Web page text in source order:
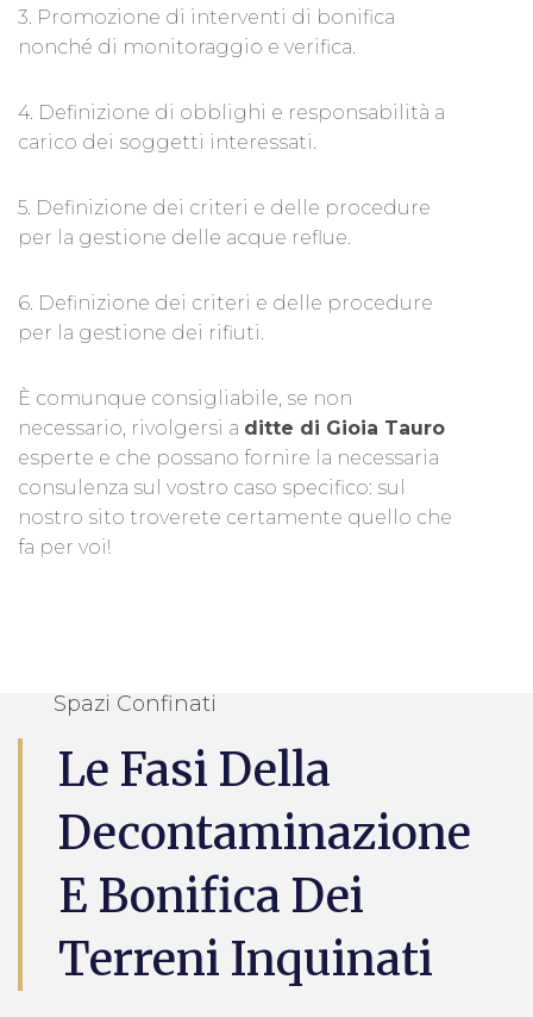
3. Promozione di interventi di bonifica
nonché di monitoraggio e verifica.
4. Definizione di obblighi e responsabilità a
carico dei soggetti interessati.
5. Definizione dei criteri e delle procedure
per la gestione delle acque reflue.
6. Definizione dei criteri e delle procedure
per la gestione dei rifiuti.
È comunque consigliabile, se non
necessario, rivolgersi a ditte di Gioia Tauro
esperte e che possano fornire la necessaria
consulenza sul vostro caso specifico: sul
nostro sito troverete certamente quello che
fa per voi!
Spazi Confinati
Le Fasi Della
Decontaminazione
E Bonifica Dei
Terreni Inquinati